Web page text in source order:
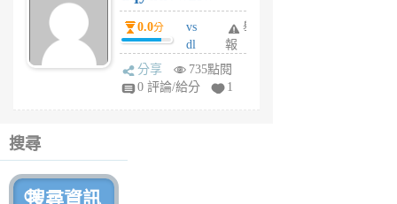
個
月
前
0.0分
vs
dl
sq
fy
舉
報
分享
735點閱
0 評論/給分
1
搜尋